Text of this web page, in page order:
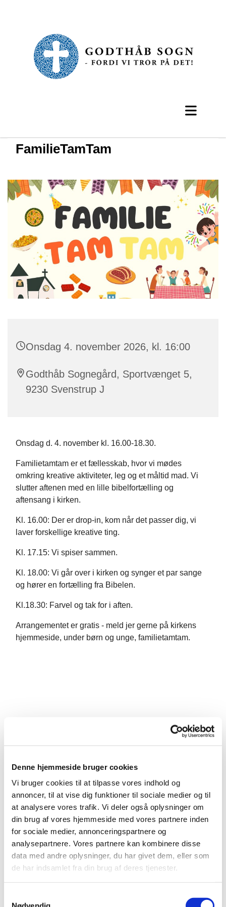
Denne hjemmeside bruger cookies
Vi bruger cookies til at tilpasse vores indhold og
annoncer, til at vise dig funktioner til sociale medier og til
at analysere vores trafik. Vi deler også oplysninger om
din brug af vores hjemmeside med vores partnere inden
for sociale medier, annonceringspartnere og
analysepartnere. Vores partnere kan kombinere disse
data med andre oplysninger, du har givet dem, eller som
de har indsamlet fra din brug af deres tjenester.
FamilieTamTam
Onsdag 4. november 2026, kl. 16:00
Godthåb Sognegård, Sportvænget 5,
9230 Svenstrup J
Onsdag d. 4. november kl. 16.00-18.30.
Familietamtam er et fællesskab, hvor vi mødes
omkring kreative aktiviteter, leg og et måltid mad. Vi
slutter aftenen med en lille bibelfortælling og
aftensang i kirken.
Kl. 16.00: Der er drop-in, kom når det passer dig, vi
laver forskellige kreative ting.
Kl. 17.15: Vi spiser sammen.
Kl. 18.00: Vi går over i kirken og synger et par sange
og hører en fortælling fra Bibelen.
Kl.18.30: Farvel og tak for i aften.
Arrangementet er gratis - meld jer gerne på kirkens
hjemmeside, under børn og unge, familietamtam.